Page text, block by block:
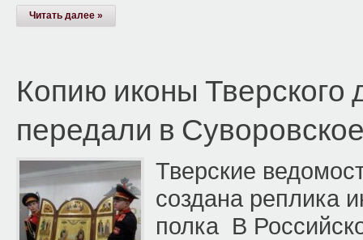
Читать далее »
Копию иконы Тверского
передали в
Тверские
создана реплика
полка В